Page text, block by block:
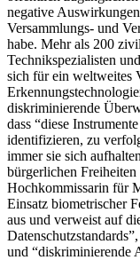
negative
Versammlungs- und
habe. Mehr als 200
Technikspezialisten
sich für ein weltweites
diskriminierende
dass “diese
identifizieren, zu
immer sie sich
bürgerlichen
Hochkommissarin für
Einsatz biometrischer
aus und verweist auf
und “diskriminierende